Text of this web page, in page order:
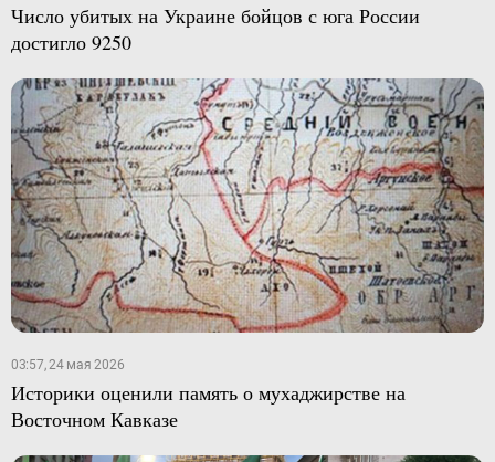
Число убитых на Украине бойцов с юга России
достигло 9250
03:57, 24 мая 2026
Историки оценили память о мухаджирстве на
Восточном Кавказе